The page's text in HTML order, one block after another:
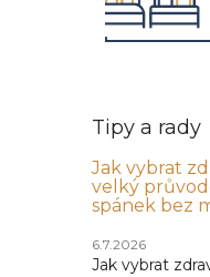
Tipy a rady
Jak vybrat
velký
spánek bez
6.7.2026
Jak vybrat